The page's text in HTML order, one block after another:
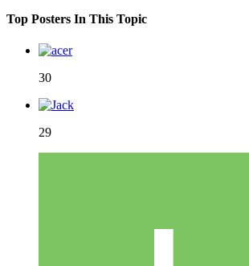
Top Posters In This Topic
30
29